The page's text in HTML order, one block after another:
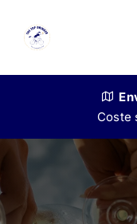
content
Nuestra historia
Venta a restauradores
Coste